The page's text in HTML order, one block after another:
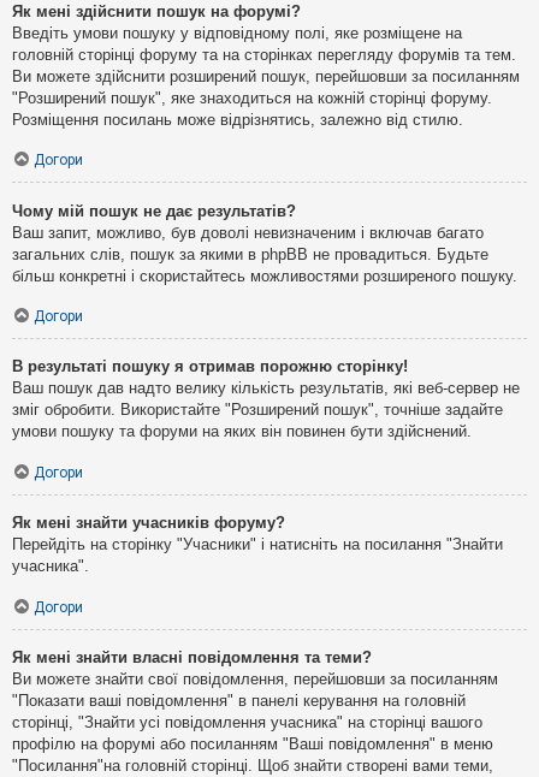
Як мені здійснити пошук на форумі?
Введіть умови пошуку у відповідному полі, яке розміщене на
головній сторінці форуму та на сторінках перегляду форумів та тем.
Ви можете здійснити розширений пошук, перейшовши за посиланням
"Розширений пошук", яке знаходиться на кожній сторінці форуму.
Розміщення посилань може відрізнятись, залежно від стилю.
Догори
Чому мій пошук не дає результатів?
Ваш запит, можливо, був доволі невизначеним і включав багато
загальних слів, пошук за якими в phpBB не провадиться. Будьте
більш конкретні і скористайтесь можливостями розширеного пошуку.
Догори
В результаті пошуку я отримав порожню сторінку!
Ваш пошук дав надто велику кількість результатів, які веб-сервер не
зміг обробити. Використайте "Розширений пошук", точніше задайте
умови пошуку та форуми на яких він повинен бути здійснений.
Догори
Як мені знайти учасників форуму?
Перейдіть на сторінку "Учасники" і натисніть на посилання "Знайти
учасника".
Догори
Як мені знайти власні повідомлення та теми?
Ви можете знайти свої повідомлення, перейшовши за посиланням
"Показати ваші повідомлення" в панелі керування на головній
сторінці, "Знайти усі повідомлення учасника" на сторінці вашого
профілю на форумі або посиланням "Ваші повідомлення" в меню
"Посилання"на головній сторінці. Щоб знайти створені вами теми,